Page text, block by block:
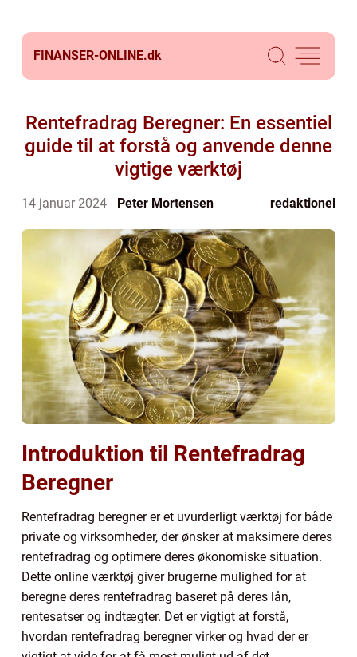
FINANSER-ONLINE.dk
Rentefradrag Beregner: En essentiel
guide til at forstå og anvende denne
vigtige værktøj
14 januar 2024 Peter Mortensen redaktionel
Introduktion til Rentefradrag
Beregner
Rentefradrag beregner er et uvurderligt værktøj for både
private og virksomheder, der ønsker at maksimere deres
rentefradrag og optimere deres økonomiske situation.
Dette online værktøj giver brugerne mulighed for at
beregne deres rentefradrag baseret på deres lån,
rentesatser og indtægter. Det er vigtigt at forstå,
hvordan rentefradrag beregner virker og hvad der er